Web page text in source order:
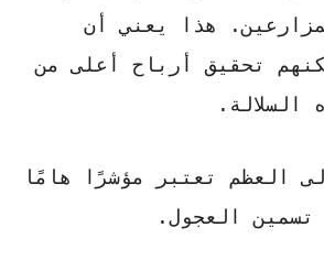
هذا يعني أن
تحقيق أرباح أعلى من
السلالة.
العظم تعتبر مؤشرًا هامًا
تسمين العجول.